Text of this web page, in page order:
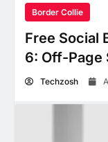
Border Collie
Free Social
6: Off-Page
Techzosh